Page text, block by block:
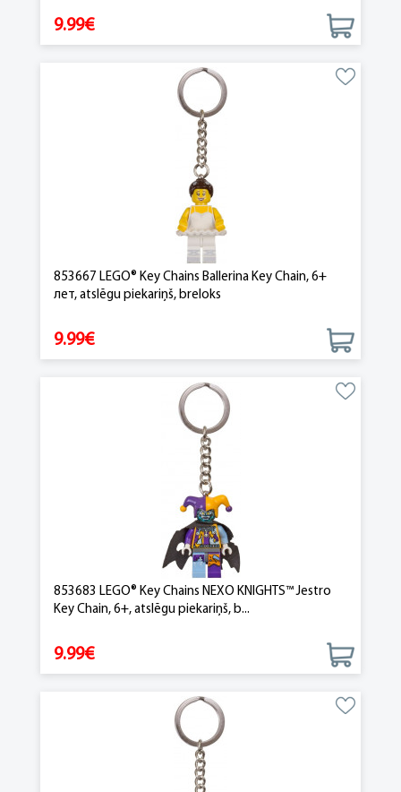
9.99€
853667 LEGO® Key Chains Ballerina Key Chain, 6+
лет, atslēgu piekariņš, breloks
9.99€
853683 LEGO® Key Chains NEXO KNIGHTS™ Jestro
Key Chain, 6+, atslēgu piekariņš, b...
9.99€